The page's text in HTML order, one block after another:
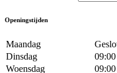
Openingstijden
Maandag
Dinsdag
Woensdag